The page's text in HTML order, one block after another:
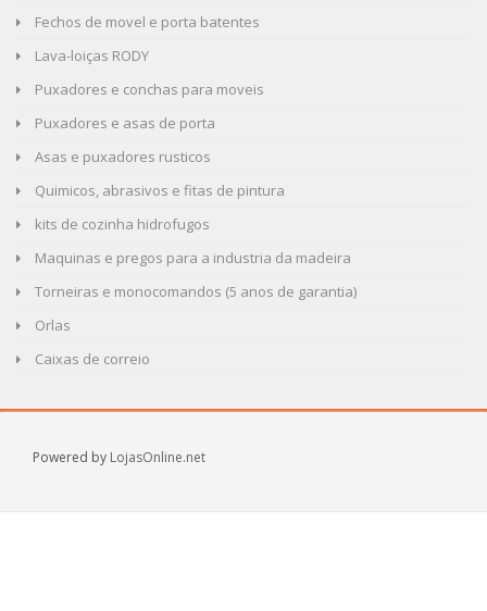
Fechos de movel e porta batentes
Lava-loiças RODY
Puxadores e conchas para moveis
Puxadores e asas de porta
Asas e puxadores rusticos
Quimicos, abrasivos e fitas de pintura
kits de cozinha hidrofugos
Maquinas e pregos para a industria da madeira
Torneiras e monocomandos (5 anos de garantia)
Orlas
Caixas de correio
Powered by LojasOnline.net